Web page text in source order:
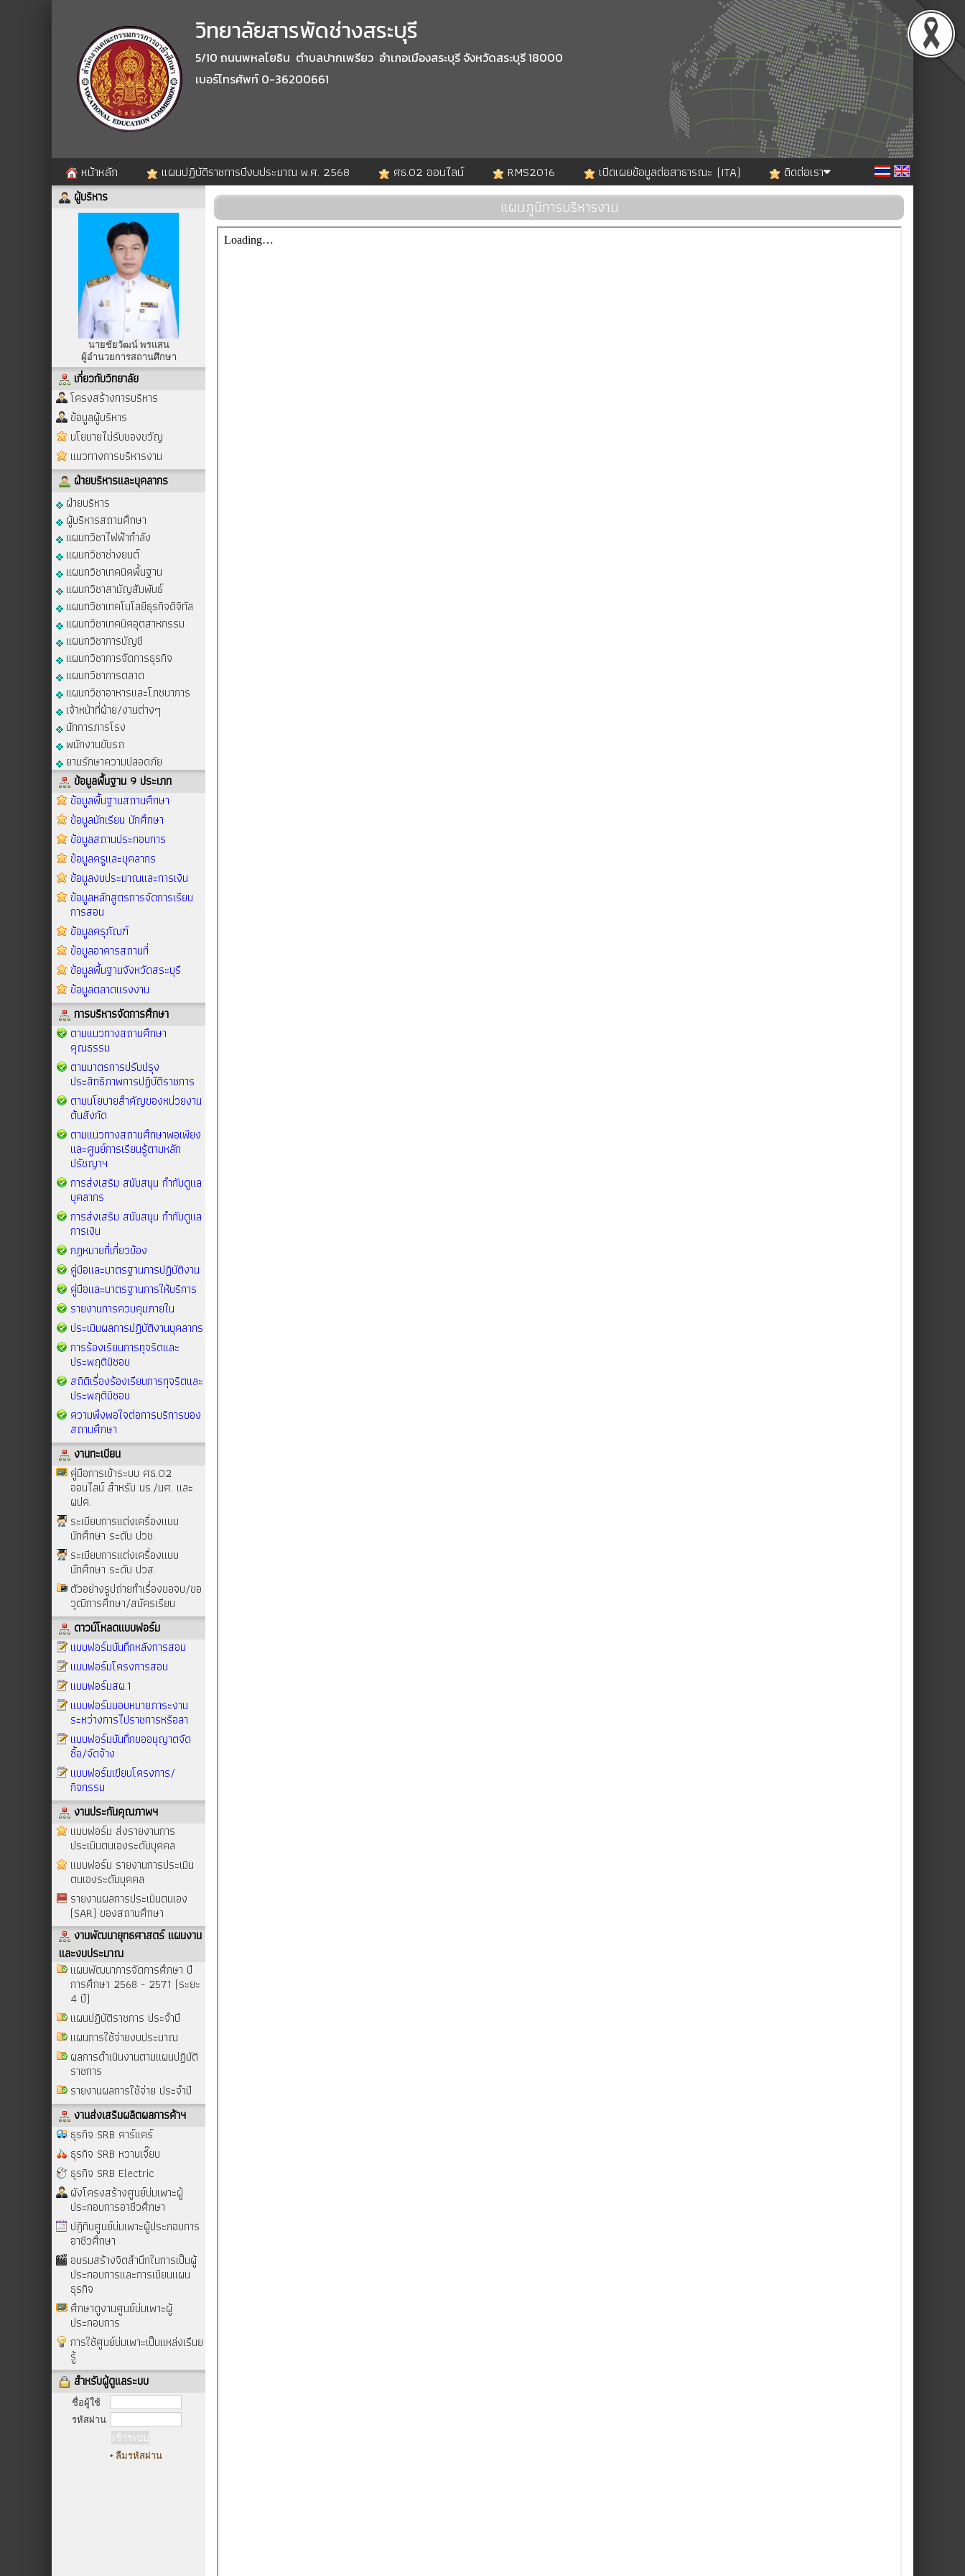
วิทยาลัยสารพัดช่างสระบุรี
5/10 ถนนพหลโยธิน ตำบลปากเพรียว อำเภอเมืองสระบุรี จังหวัดสระบุรี 18000
เบอร์โทรศัพท์ 0-36200661
หน้าหลัก แผนปฏิบัติราชการปีงบประมาณ พ.ศ. 2568 ศธ.02 ออนไลน์ RMS2016 เปิดเผยข้อมูลต่อสาธารณะ (ITA) ติดต่อเรา
ผู้บริหาร
นายชัยวัฒน์ พรแสน
ผู้อำนวยการสถานศึกษา
เกี่ยวกับวิทยาลัย
โครงสร้างการบริหาร
ข้อมูลผู้บริหาร
นโยบายไม่รับของขวัญ
แนวทางการบริหารงาน
ฝ่ายบริหารและบุคลากร
ฝ่ายบริหาร
ผู้บริหารสถานศึกษา
แผนกวิชาไฟฟ้ากำลัง
แผนกวิชาช่างยนต์
แผนกวิชาเทคนิคพื้นฐาน
แผนกวิชาสามัญสัมพันธ์
แผนกวิชาเทคโนโลยีธุรกิจดิจิทัล
แผนกวิชาเทคนิคอุตสาหกรรม
แผนกวิชาการบัญชี
แผนกวิชาการจัดการธุรกิจ
แผนกวิชาการตลาด
แผนกวิชาอาหารและโภชนาการ
เจ้าหน้าที่ฝ่าย/งานต่างๆ
นักการภารโรง
พนักงานขับรถ
ยามรักษาความปลอดภัย
ข้อมูลพื้นฐาน 9 ประเภท
ข้อมูลพื้นฐานสถานศึกษา
ข้อมูลนักเรียน นักศึกษา
ข้อมูลสถานประกอบการ
ข้อมูลครูและบุคลากร
ข้อมูลงบประมาณและการเงิน
ข้อมูลหลักสูตรการจัดการเรียน
การสอน
ข้อมูลครุภัณฑ์
ข้อมูลอาคารสถานที่
ข้อมูลพื้นฐานจังหวัดสระบุรี
ข้อมูลตลาดแรงงาน
การบริหารจัดการศึกษา
ตามแนวทางสถานศึกษา
คุณธรรม
ตามมาตรการปรับปรุง
ประสิทธิภาพการปฏิบัติราชการ
ตามนโยบายสำคัญของหน่วยงาน
ต้นสังกัด
ตามแนวทางสถานศึกษาพอเพียง
และศูนย์การเรียนรู้ตามหลัก
ปรัชญาฯ
การส่งเสริม สนับสนุน กำกับดูแล
บุคลากร
การส่งเสริม สนับสนุน กำกับดูแล
การเงิน
กฏหมายที่เกี่ยวข้อง
คู่มือและมาตรฐานการปฏิบัติงาน
คู่มือและมาตรฐานการให้บริการ
รายงานการควบคุมภายใน
ประเมินผลการปฏิบัติงานบุคลากร
การร้องเรียนการทุจริตและ
ประพฤติมิชอบ
สถิติเรื่องร้องเรียนการทุจริตและ
ประพฤติมิชอบ
ความพึงพอใจต่อการบริการของ
สถานศึกษา
งานทะเบียน
คู่มือการเข้าระบบ ศธ.02
ออนไลน์ สำหรับ นร./นศ. และ
ผปค.
ระเบียบการแต่งเครื่องแบบ
นักศึกษา ระดับ ปวช.
ระเบียบการแต่งเครื่องแบบ
นักศึกษา ระดับ ปวส.
ตัวอย่างรูปถ่ายทำเรื่องขอจบ/ขอ
วุฒิการศึกษา/สมัครเรียน
ดาวน์โหลดแบบฟอร์ม
แบบฟอร์มบันทึกหลังการสอน
แบบฟอร์มโครงการสอน
แบบฟอร์มสผ.1
แบบฟอร์มมอบหมายภาระงาน
ระหว่างการไปราชการหรือลา
แบบฟอร์มบันทึกขออนุญาตจัด
ซื้อ/จัดจ้าง
แบบฟอร์มเขียนโครงการ/
กิจกรรม
งานประกันคุณภาพฯ
แบบฟอร์ม ส่งรายงานการ
ประเมินตนเองระดับบุคคล
แบบฟอร์ม รายงานการประเมิน
ตนเองระดับบุคคล
รายงานผลการประเมินตนเอง
(SAR) ของสถานศึกษา
งานพัฒนายุทธศาสตร์ แผนงาน
และงบประมาณ
แผนพัฒนาการจัดการศึกษา ปี
การศึกษา 2568 - 2571 (ระยะ
4 ปี)
แผนปฏิบัติราชการ ประจำปี
แผนการใช้จ่ายงบประมาณ
ผลการดำเนินงานตามแผนปฏิบัติ
ราชการ
รายงานผลการใช้จ่าย ประจำปี
งานส่งเสริมผลิตผลการค้าฯ
ธุรกิจ SRB คาร์แคร์
ธุรกิจ SRB หวานเจี๊ยบ
ธุรกิจ SRB Electric
ผังโครงสร้างศูนย์บ่มเพาะผู้
ประกอบการอาชีวศึกษา
ปฎิทินศูนย์บ่มเพาะผู้ประกอบการ
อาชีวศึกษา
อบรมสร้างจิตสำนึกในการเป็นผู้
ประกอบการและการเขียนแผน
ธุรกิจ
ศึกษาดูงานศูนย์บ่มเพาะผู้
ประกอบการ
การใช้ศูนย์บ่มเพาะเป็นแหล่งเรีนย
รู้
สำหรับผู้ดูแลระบบ
ชื่อผู้ใช้
รหัสผ่าน
• ลืมรหัสผ่าน
แผนภูมิการบริหารงาน